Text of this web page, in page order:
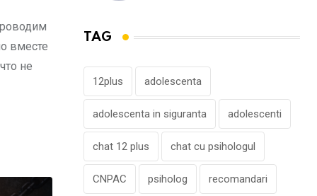
вместе
не
TAG
12plus adolescenta
adolescenta in siguranta adolescenti
chat 12 plus chat cu psihologul
CNPAC psiholog recomandari